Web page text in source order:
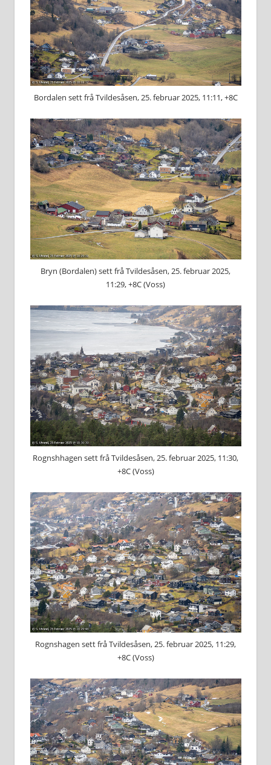
Bordalen sett frå Tvildesåsen, 25. februar 2025, 11:11, +8C
Bryn (Bordalen) sett frå Tvildesåsen, 25. februar 2025,
11:29, +8C (Voss)
Rognshhagen sett frå Tvildesåsen, 25. februar 2025, 11:30,
+8C (Voss)
Rognshagen sett frå Tvildesåsen, 25. februar 2025, 11:29,
+8C (Voss)